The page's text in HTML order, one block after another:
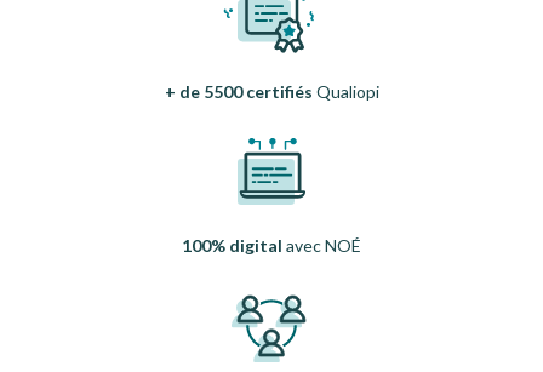
+ de 5500 certifiés Qualiopi
100% digital avec NOÉ